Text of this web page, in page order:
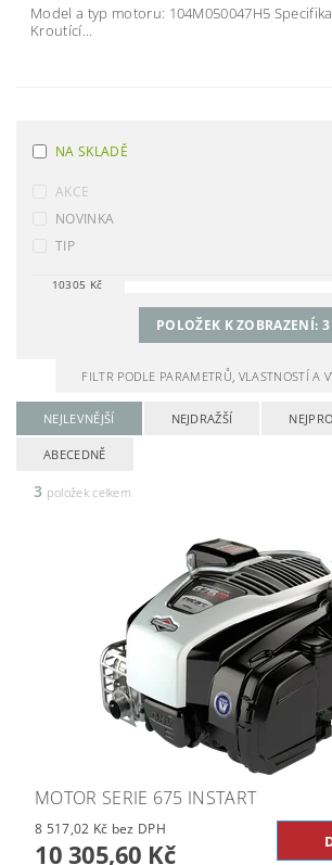
Model a typ motoru: 104M050047H5
Kroutící...
NA SKLADĚ
AKCE
NOVINKA
TIP
10305 Kč
POLOŽEK K ZOBRAZENÍ: 3
FILTR PODLE PARAMETRŮ, VLASTNOSTÍ A
NEJLEVNĚJŠÍ NEJDRAŽŠÍ
ABECEDNĚ
3 položek celkem
MOTOR SERIE 675 INSTART
8 517,02 Kč bez DPH
10 305,60 Kč